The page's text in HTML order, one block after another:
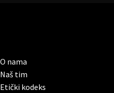
O nama
Naš tim
Etički kodeks